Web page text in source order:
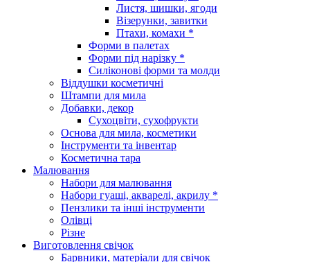
Листя, шишки, ягоди
Візерунки, завитки
Птахи, комахи *
Форми в палетах
Форми під нарізку *
Силіконові форми та молди
Віддушки косметичні
Штампи для мила
Добавки, декор
Сухоцвіти, сухофрукти
Основа для мила, косметики
Інструменти та інвентар
Косметична тара
Малювання
Набори для малювання
Набори гуаші, акварелі, акрилу *
Пензлики та інші інструменти
Олівці
Різне
Виготовлення свічок
Барвники, матеріали для свічок